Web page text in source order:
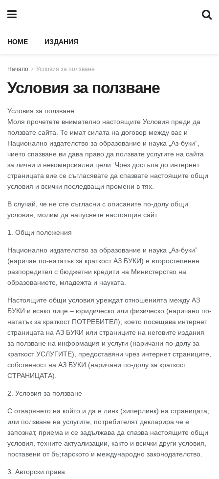
HOME ИЗДАНИЯ
Начало Условия за ползване
Условия за ползване
Условия за ползване
Моля прочетете внимателно настоящите Условия преди да
ползвате сайта. Те имат силата на договор между вас и
Национално издателство за образование и наука „Аз-буки”,
чието спазване ви дава право да ползвате услугите на сайта
за лични и некомерсиални цели. Чрез достъпа до интернет
страницата вие се съгласявате да спазвате настоящите общи
условия и всички последващи промени в тях.
В случай, че не сте съгласни с описаните по-долу общи
условия, молим да напуснете настоящия сайт.
1. Общи положения
Национално издателство за образование и наука „Аз-буки”
(наричан по-нататък за краткост АЗ БУКИ) e второстепенен
разпоредител с бюджетни кредити на Министерство на
образованието, младежта и науката.
Настоящите общи условия уреждат отношенията между АЗ
БУКИ и всяко лице – юридическо или физическо (наричано по-
нататък за краткост ПОТРЕБИТЕЛ), което посещава интернет
страницата на АЗ БУКИ или страниците на неговите издания
за ползване на информация и услуги (наричани по-долу за
краткост УСЛУГИТЕ), предоставяни чрез интернет страниците,
собственост на АЗ БУКИ (наричани по-долу за краткост
СТРАНИЦАТА).
2. Условия за ползване
С отварянето на който и да е линк (хиперлинк) на страницата,
или ползване на услугите, потребителят декларира че е
запознат, приема и се задължава да спазва настоящите общи
условия, техните актуализации, както и всички други условия,
поставени от бъ;гарското и международно законодателство.
3. Авторски права